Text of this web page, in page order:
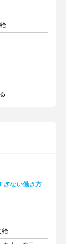
ぎない働き方
給